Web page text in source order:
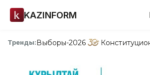
KAZINFORM
Тренды:Выборы-2026